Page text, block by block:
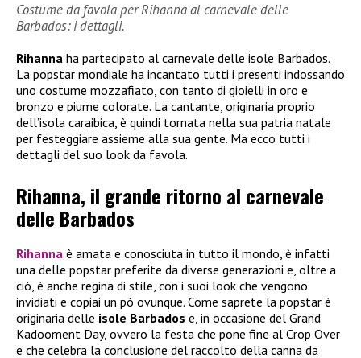
Costume da favola per Rihanna al carnevale delle
Barbados: i dettagli.
Rihanna ha partecipato al carnevale delle isole Barbados.
La popstar mondiale ha incantato tutti i presenti indossando
uno costume mozzafiato, con tanto di gioielli in oro e
bronzo e piume colorate. La cantante, originaria proprio
dell’isola caraibica, è quindi tornata nella sua patria natale
per festeggiare assieme alla sua gente. Ma ecco tutti i
dettagli del suo look da favola.
Rihanna, il grande ritorno al carnevale
delle Barbados
Rihanna è amata e conosciuta in tutto il mondo, è infatti
una delle popstar preferite da diverse generazioni e, oltre a
ciò, è anche regina di stile, con i suoi look che vengono
invidiati e copiai un pò ovunque. Come saprete la popstar è
originaria delle isole Barbados e, in occasione del Grand
Kadooment Day, ovvero la festa che pone fine al Crop Over
e che celebra la conclusione del raccolto della canna da